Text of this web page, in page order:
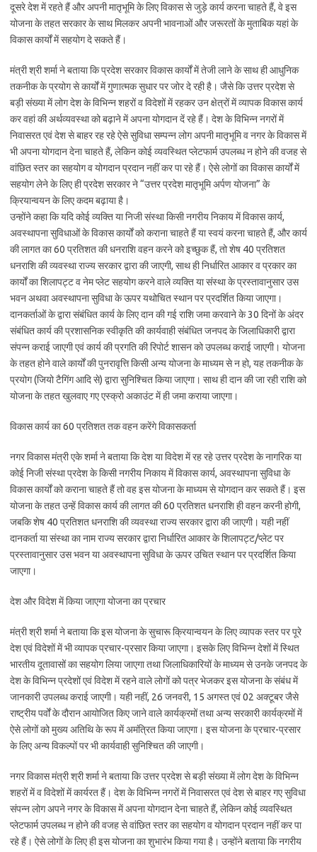
दूसरे देश में रहते हैं और अपनी मातृभूमि के लिए विकास से जुड़े कार्य करना चाहते हैं, वे इस
योजना के तहत सरकार के साथ मिलकर अपनी भावनाओं और जरूरतों के मुताबिक यहां के
विकास कार्यों में सहयोग दे सकते हैं।
मंत्री श्री शर्मा ने बताया कि प्रदेश सरकार विकास कार्यों में तेजी लाने के साथ ही आधुनिक
तकनीक के प्रयोग से कार्यों में गुणात्मक सुधार पर जोर दे रही है। जैसे कि उत्तर प्रदेश से
बड़ी संख्या में लोग देश के विभिन्न शहरों व विदेशों में रहकर उन क्षेत्रों में व्यापक विकास कार्य
कर वहां की अर्थव्यवस्था को बढ़ाने में अपना योगदान दें रहे हैं। देश के विभिन्न नगरों में
निवासरत एवं देश से बाहर रह रहे ऐसे सुविधा सम्पन्न लोग अपनी मातृभूमि व नगर के विकास में
भी अपना योगदान देना चाहते हैं, लेकिन कोई व्यवस्थित प्लेटफार्म उपलब्ध न होने की वजह से
वांछित स्तर का सहयोग व योगदान प्रदान नहीं कर पा रहे हैं। ऐसे लोगों का विकास कार्यों में
सहयोग लेने के लिए ही प्रदेश सरकार ने “उत्तर प्रदेश मातृभूमि अर्पण योजना” के
क्रियान्वयन के लिए कदम बढ़ाया है।
उन्होंने कहा कि यदि कोई व्यक्ति या निजी संस्था किसी नगरीय निकाय में विकास कार्य,
अवस्थापना सुविधाओं के विकास कार्यों को कराना चाहते हैं या स्वयं करना चाहते हैं, और कार्य
की लागत का 60 प्रतिशत की धनराशि वहन करने को इच्छुक हैं, तो शेष 40 प्रतिशत
धनराशि की व्यवस्था राज्य सरकार द्वारा की जाएगी, साथ ही निर्धारित आकार व प्रकार का
कार्यों का शिलापट्ट व नेम प्लेट सहयोग करने वाले व्यक्ति या संस्था के प्रस्तावानुसार उस
भवन अथवा अवस्थापना सुविधा के ऊपर यथोचित स्थान पर प्रदर्शित किया जाएगा।
दानकर्ताओं के द्वारा संबंधित कार्य के लिए दान की गई राशि जमा करवाने के 30 दिनों के अंदर
संबंधित कार्य की प्रशासनिक स्वीकृति की कार्यवाही संबंधित जनपद के जिलाधिकारी द्वारा
संपन्न कराई जाएगी एवं कार्य की प्रगति की रिपोर्ट शासन को उपलब्ध कराई जाएगी। योजना
के तहत होने वाले कार्यों की पुनरावृत्ति किसी अन्य योजना के माध्यम से न हो, यह तकनीक के
प्रयोग (जियो टैगिंग आदि से) द्वारा सुनिश्चित किया जाएगा। साथ ही दान की जा रही राशि को
योजना के तहत खुलवाए गए एस्क्रो अकाउंट में ही जमा कराया जाएगा।
विकास कार्य का 60 प्रतिशत तक वहन करेंगे विकासकर्ता
नगर विकास मंत्री एके शर्मा ने बताया कि देश या विदेश में रह रहे उत्तर प्रदेश के नागरिक या
कोई निजी संस्था प्रदेश के किसी नगरीय निकाय में विकास कार्य, अवस्थापना सुविधा के
विकास कार्यों को कराना चाहते हैं तो वह इस योजना के माध्यम से योगदान कर सकते हैं। इस
योजना के तहत उन्हें विकास कार्य की लागत की 60 प्रतिशत धनराशि ही वहन करनी होगी,
जबकि शेष 40 प्रतिशत धनराशि की व्यवस्था राज्य सरकार द्वारा की जाएगी। यही नहीं
दानकर्ता या संस्था का नाम राज्य सरकार द्वारा निर्धारित आकार के शिलापट्ट/प्लेट पर
प्रस्तावानुसार उस भवन या अवस्थापना सुविधा के ऊपर उचित स्थान पर प्रदर्शित किया
जाएगा।
देश और विदेश में किया जाएगा योजना का प्रचार
मंत्री श्री शर्मा ने बताया कि इस योजना के सुचारू क्रियान्वयन के लिए व्यापक स्तर पर पूरे
देश एवं विदेशों में भी व्यापक प्रचार-प्रसार किया जाएगा। इसके लिए विभिन्न देशों में स्थित
भारतीय दूतावासों का सहयोग लिया जाएगा तथा जिलाधिकारियों के माध्यम से उनके जनपद के
देश के विभिन्न प्रदेशों एवं विदेश में रहने वाले लोगों को पत्र भेजकर इस योजना के संबंध में
जानकारी उपलब्ध कराई जाएगी। यही नहीं, 26 जनवरी, 15 अगस्त एवं 02 अक्टूबर जैसे
राष्ट्रीय पर्वों के दौरान आयोजित किए जाने वाले कार्यक्रमों तथा अन्य सरकारी कार्यक्रमों में
ऐसे लोगों को मुख्य अतिथि के रूप में अमंत्रित किया जाएगा। इस योजना के प्रचार-प्रसार
के लिए अन्य विकल्पों पर भी कार्यवाही सुनिश्चित की जाएगी।
नगर विकास मंत्री श्री शर्मा ने बताया कि उत्तर प्रदेश से बड़ी संख्या में लोग देश के विभिन्न
शहरों में व विदेशों में कार्यरत हैं। देश के विभिन्न नगरों में निवासरत एवं देश से बाहर गए सुविधा
संपन्न लोग अपने नगर के विकास में अपना योगदान देना चाहते हैं, लेकिन कोई व्यवस्थित
प्लेटफार्म उपलब्ध न होने की वजह से वांछित स्तर का सहयोग व योगदान प्रदान नहीं कर पा
रहे हैं। ऐसे लोगों के लिए ही इस योजना का शुभारंभ किया गया है। उन्होंने बताया कि नगरीय